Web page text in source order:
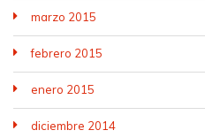
marzo 2015
febrero 2015
enero 2015
diciembre 2014